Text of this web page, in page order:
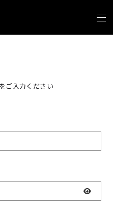
ご入力ください
表示